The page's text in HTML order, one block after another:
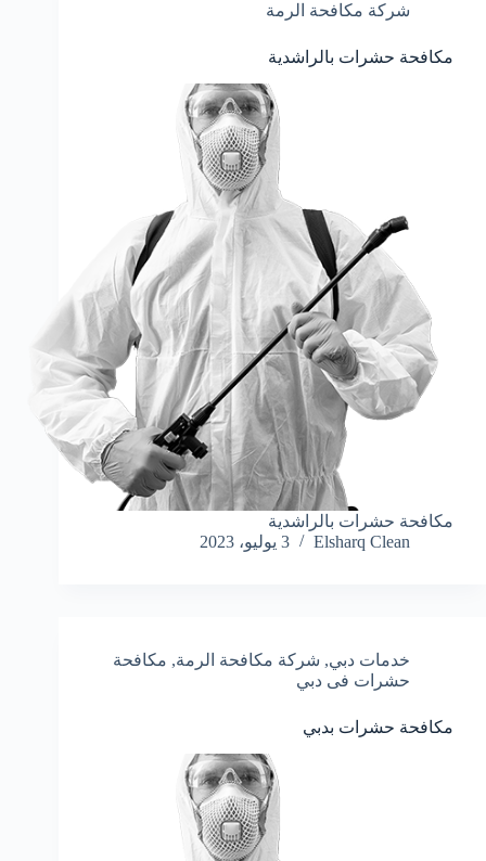
شركة مكافحة الرمة
مكافحة حشرات بالراشدية
مكافحة حشرات بالراشدية
Elsharq Clean
3 يوليو، 2023
خدمات دبي, شركة مكافحة الرمة, مكافحة
حشرات فى دبي
مكافحة حشرات بدبي